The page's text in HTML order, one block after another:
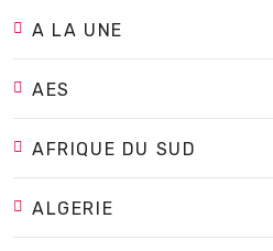
A LA UNE
AES
AFRIQUE DU SUD
ALGERIE